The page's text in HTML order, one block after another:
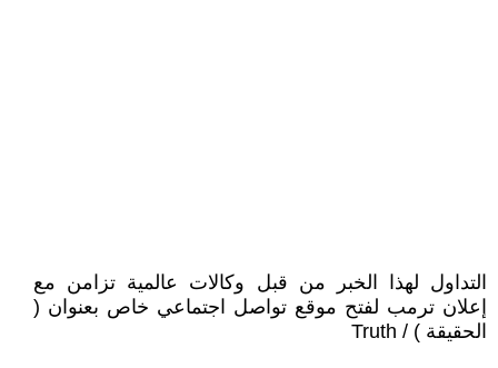
التداول لهذا الخبر من قبل وكالات عالمية تزامن مع
إعلان ترمب لفتح موقع تواصل اجتماعي خاص بعنوان (
الحقيقة ) / Truth